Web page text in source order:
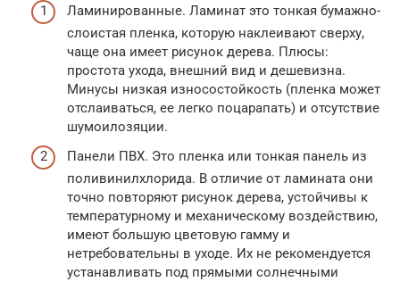
Ламинированные. Ламинат это тонкая бумажно-
слоистая пленка, которую наклеивают сверху,
чаще она имеет рисунок дерева. Плюсы:
простота ухода, внешний вид и дешевизна.
Минусы низкая износостойкость (пленка может
отслаиваться, ее легко поцарапать) и отсутствие
шумоилозяции.
Панели ПВХ. Это пленка или тонкая панель из
поливинилхлорида. В отличие от ламината они
точно повторяют рисунок дерева, устойчивы к
температурному и механическому воздействию,
имеют большую цветовую гамму и
нетребовательны в уходе. Их не рекомендуется
устанавливать под прямыми солнечными